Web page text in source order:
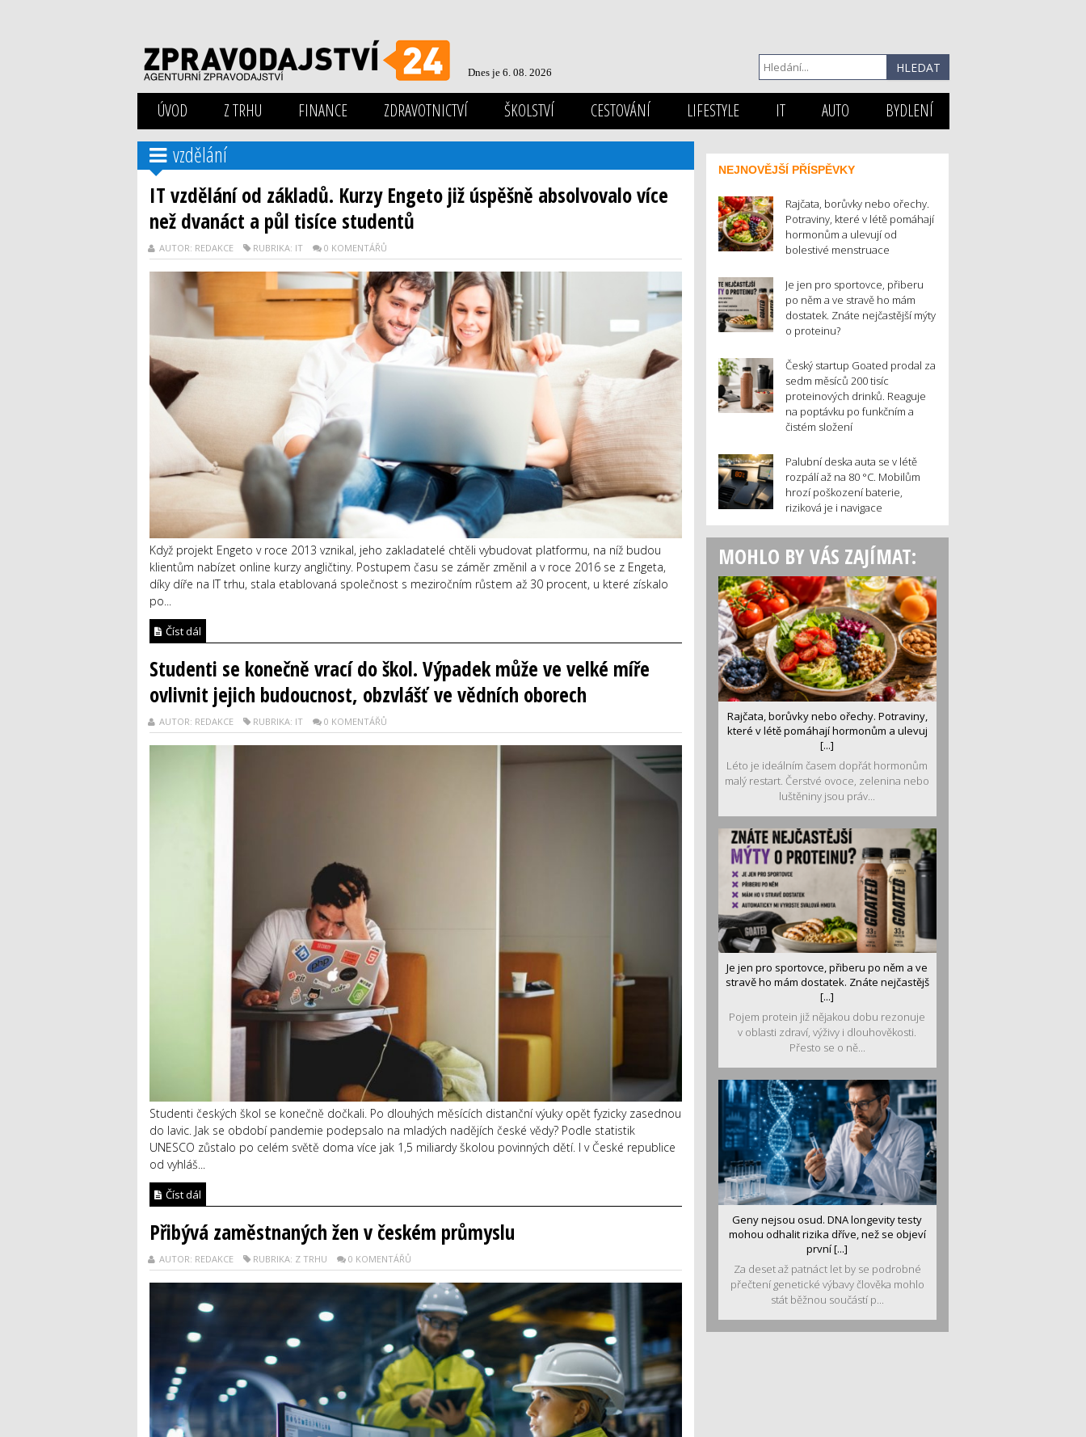
Dnes je 6. 08. 2026
ÚVOD Z TRHU FINANCE ZDRAVOTNICTVÍ ŠKOLSTVÍ CESTOVÁNÍ LIFESTYLE IT AUTO BYDLENÍ
vzdělání
IT vzdělání od základů. Kurzy Engeto již úspěšně absolvovalo více
než dvanáct a půl tisíce studentů
AUTOR: REDAKCE RUBRIKA: IT 0 KOMENTÁŘŮ
Když projekt Engeto v roce 2013 vznikal, jeho zakladatelé chtěli vybudovat platformu, na níž budou
klientům nabízet online kurzy angličtiny. Postupem času se záměr změnil a v roce 2016 se z Engeta,
díky díře na IT trhu, stala etablovaná společnost s meziročním růstem až 30 procent, u které získalo
po...
Číst dál
Studenti se konečně vrací do škol. Výpadek může ve velké míře
ovlivnit jejich budoucnost, obzvlášť ve vědních oborech
AUTOR: REDAKCE RUBRIKA: IT 0 KOMENTÁŘŮ
Studenti českých škol se konečně dočkali. Po dlouhých měsících distanční výuky opět fyzicky zasednou
do lavic. Jak se období pandemie podepsalo na mladých nadějích české vědy? Podle statistik
UNESCO zůstalo po celém světě doma více jak 1,5 miliardy školou povinných dětí. I v České republice
od vyhláš...
Číst dál
Přibývá zaměstnaných žen v českém průmyslu
AUTOR: REDAKCE RUBRIKA: Z TRHU 0 KOMENTÁŘŮ
NEJNOVĚJŠÍ PŘÍSPĚVKY
Rajčata, borůvky nebo ořechy.
Potraviny, které v létě pomáhají
hormonům a ulevují od
bolestivé menstruace
Je jen pro sportovce, přiberu
po něm a ve stravě ho mám
dostatek. Znáte nejčastější mýty
o proteinu?
Český startup Goated prodal za
sedm měsíců 200 tisíc
proteinových drinků. Reaguje
na poptávku po funkčním a
čistém složení
Palubní deska auta se v létě
rozpálí až na 80 °C. Mobilům
hrozí poškození baterie,
riziková je i navigace
MOHLO BY VÁS ZAJÍMAT:
Rajčata, borůvky nebo ořechy. Potraviny,
které v létě pomáhají hormonům a ulevuj
[...]
Léto je ideálním časem dopřát hormonům
malý restart. Čerstvé ovoce, zelenina nebo
luštěniny jsou práv...
Je jen pro sportovce, přiberu po něm a ve
stravě ho mám dostatek. Znáte nejčastějš
[...]
Pojem protein již nějakou dobu rezonuje
v oblasti zdraví, výživy i dlouhověkosti.
Přesto se o ně...
Geny nejsou osud. DNA longevity testy
mohou odhalit rizika dříve, než se objeví
první [...]
Za deset až patnáct let by se podrobné
přečtení genetické výbavy člověka mohlo
stát běžnou součástí p...